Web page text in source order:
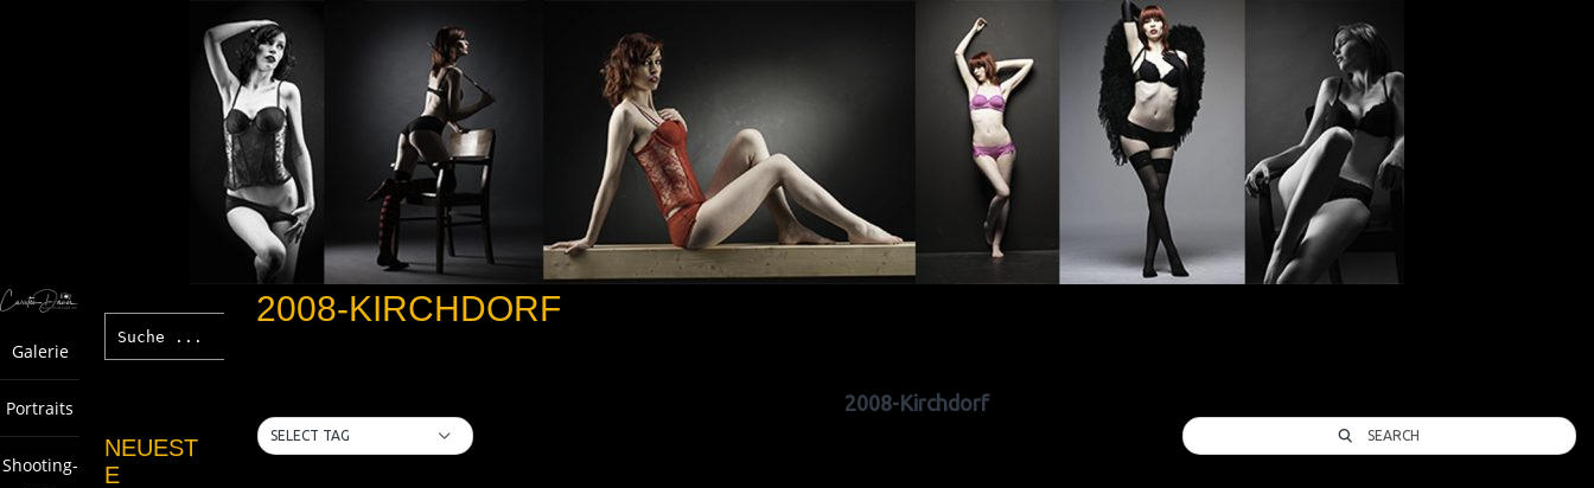
Galerie
Portraits
Shooting-
NEUEST
E
2008-KIRCHDORF
2008-Kirchdorf
SELECT TAG SEARCH